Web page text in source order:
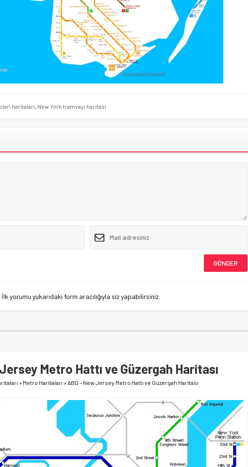
haritaları, New York tramvayı haritasi
İlk yorumu yukarıdaki form aracılığıyla siz yapabilirsiniz.
Metro Hattı ve Güzergah Haritası
» Metro Haritaları »ABD – New Jersey Metro Hattı ve Güzergah Haritası